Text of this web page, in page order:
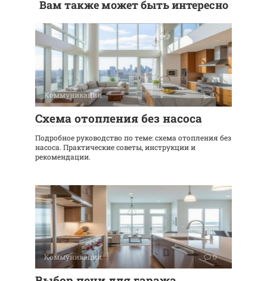
Вам также может быть интересно
Коммуникации 0
Схема отопления без насоса
Подробное руководство по теме: схема отопления без
насоса. Практические советы, инструкции и
рекомендации.
Коммуникации 0